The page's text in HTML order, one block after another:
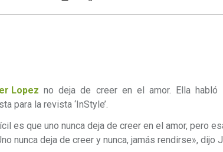
Lopez no deja de creer en el amor. Ella
para la revista ‘InStyle’.
es que uno nunca deja de creer en el amor, pero
nunca deja de creer y nunca, jamás rendirse», dijo